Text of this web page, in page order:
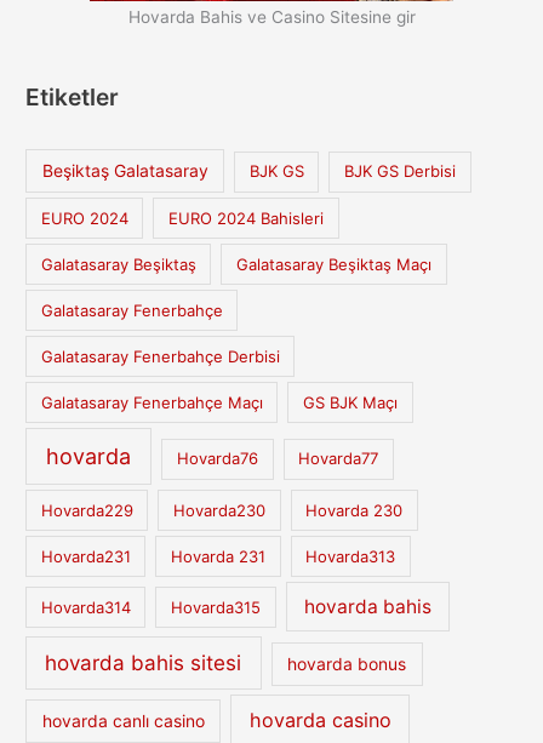
Hovarda Bahis ve Casino Sitesine gir
Etiketler
Beşiktaş Galatasaray BJK GS BJK GS Derbisi
EURO 2024 EURO 2024 Bahisleri
Galatasaray Beşiktaş Galatasaray Beşiktaş Maçı
Galatasaray Fenerbahçe
Galatasaray Fenerbahçe Derbisi
Galatasaray Fenerbahçe Maçı GS BJK Maçı
hovarda Hovarda76 Hovarda77
Hovarda229 Hovarda230 Hovarda 230
Hovarda231 Hovarda 231 Hovarda313
Hovarda314 Hovarda315 hovarda bahis
hovarda bahis sitesi hovarda bonus
hovarda canlı casino hovarda casino